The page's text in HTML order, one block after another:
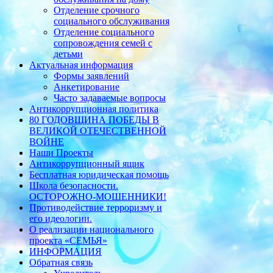
Отделение срочного
социального обслуживания
Отделение социального
сопровождения семей с
детьми
Актуальная информация
Формы заявлений
Анкетирование
Часто задаваемые вопросы
Антикоррупционная политика
80 ГОДОВЩИНА ПОБЕДЫ В
ВЕЛИКОЙ ОТЕЧЕСТВЕННОЙ
ВОЙНЕ
Наши Проекты
Антикоррупционный ящик
Бесплатная юридическая помощь
Школа безопасности.
ОСТОРОЖНО-МОШЕННИКИ!
Противодействие терроризму и
его идеологии.
О реализации национального
проекта «СЕМЬЯ»
ИНФОРМАЦИЯ
Обратная связь